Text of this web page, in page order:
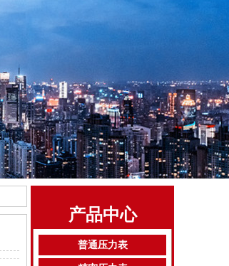
产品中心
普通压力表